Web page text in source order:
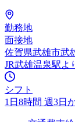
勤務地
面接地
佐賀県武雄市武
JR武雄温泉駅よ
シフト
1日8時間 週3日